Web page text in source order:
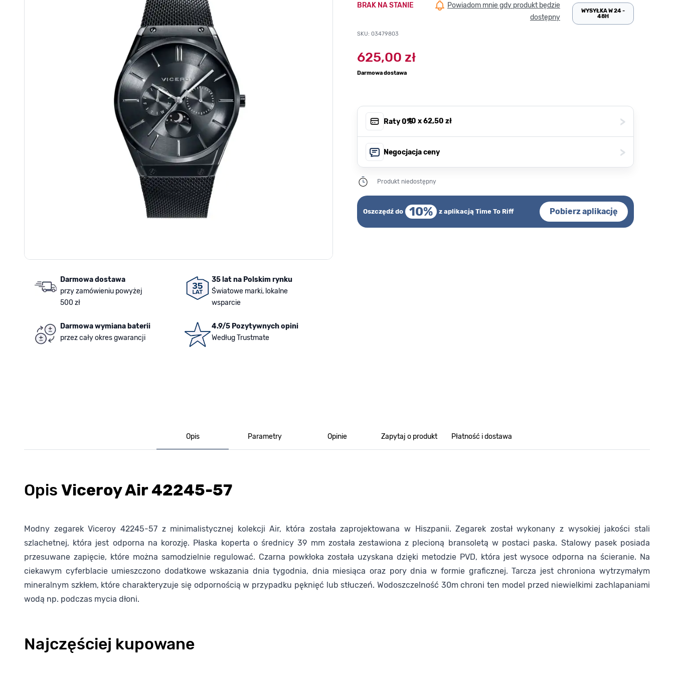
Darmowa dostawa
przy zamówieniu powyżej
500 zł
35 lat na Polskim rynku
Światowe marki, lokalne
wsparcie
Darmowa wymiana baterii
przez cały okres gwarancji
4.9/5 Pozytywnych opini
Według Trustmate
BRAK NA STANIE
Powiadom mnie gdy produkt będzie
dostępny
SKU: 03479803
WYSYŁKA W 24 -
48H
625,00 zł
Darmowa dostawa
Raty 0%, 10 x62,50 zł >
Negocjacja ceny >
Produkt niedostępny
Oszczędź do 10% z aplikacją Time To Riff Pobierz aplikację
Opis Parametry Opinie Zapytaj o produkt Płatność i dostawa
Opis Viceroy Air 42245-57
Modny zegarek Viceroy 42245-57 z minimalistycznej kolekcji Air, która została zaprojektowana w Hiszpanii. Zegarek został wykonany z wysokiej jakości stali
szlachetnej, która jest odporna na korozję. Płaska koperta o średnicy 39 mm została zestawiona z plecioną bransoletą w postaci paska. Stalowy pasek posiada
przesuwane zapięcie, które można samodzielnie regulować. Czarna powkłoka została uzyskana dzięki metodzie PVD, która jest wysoce odporna na ścieranie. Na
ciekawym cyferblacie umieszczono dodatkowe wskazania dnia tygodnia, dnia miesiąca oraz pory dnia w formie graficznej. Tarcza jest chroniona wytrzymałym
mineralnym szkłem, które charakteryzuje się odpornością w przypadku pęknięć lub stłuczeń. Wodoszczelność 30m chroni ten model przed niewielkimi zachlapaniami
wodą np. podczas mycia dłoni.
Najczęściej kupowane